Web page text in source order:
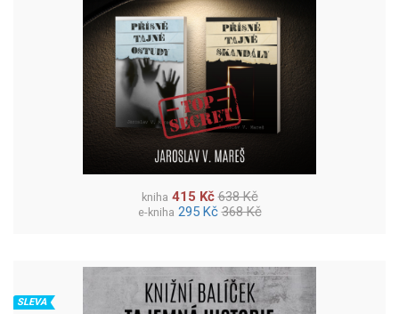
kniha 415 Kč 638 Kč
e-kniha 295 Kč 368 Kč
SLEVA